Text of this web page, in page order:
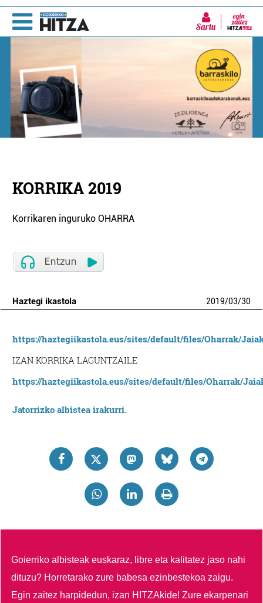
Sartu
KORRIKA 2019
Korrikaren inguruko OHARRA
Haztegi ikastola 2019/03/30
https://haztegiikastola.eus/sites/default/files/Oharrak/
IZAN KORRIKA LAGUNTZAILE
https://haztegiikastola.eus//sites/default/files/Oharrak/
Jatorrizko albistea irakurri.
Goierriko albisteak euskaraz, libre eta kalitatez jaso nahi
dituzu? Horretarako zure babesa ezinbestekoa zaigu.
Egin zaitez harpidedun, izan HITZAkide!Zure ekarpenari